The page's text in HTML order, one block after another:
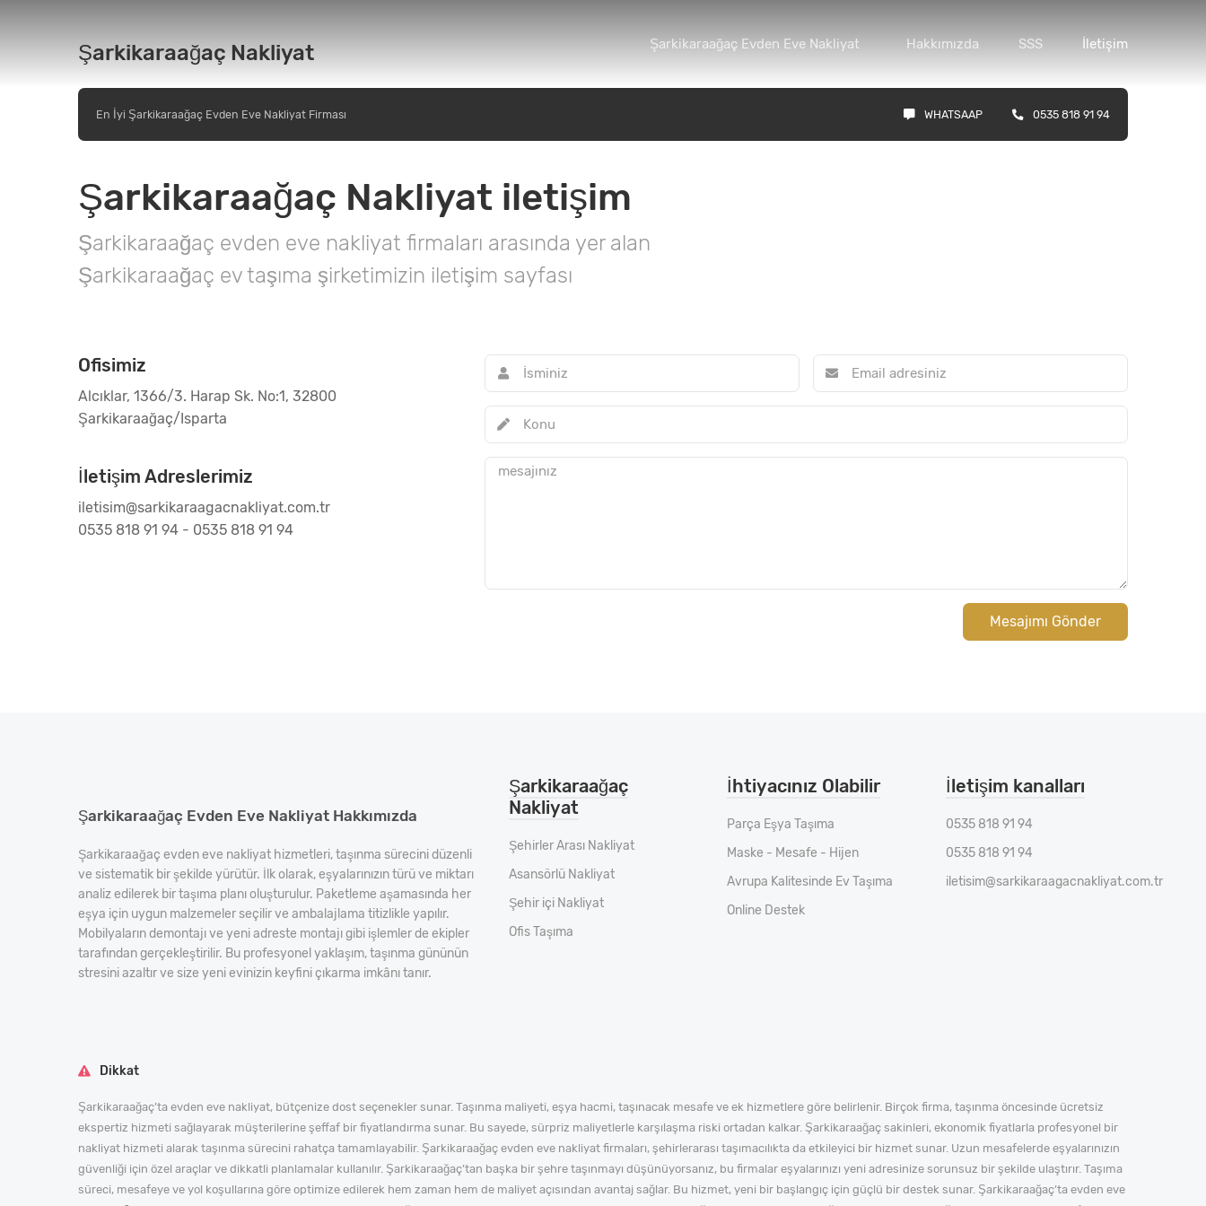
Şarkikaraağaç Nakliyat Şarkikaraağaç Evden Eve Nakliyat Hakkımızda SSS İletişim
En İyi Şarkikaraağaç Evden Eve Nakliyat Firması WHATSAAP 0535 818 91 94
Şarkikaraağaç Nakliyat iletişim
Şarkikaraağaç evden eve nakliyat firmaları arasında yer alan
Şarkikaraağaç ev taşıma şirketimizin iletişim sayfası
Ofisimiz
Alcıklar, 1366/3. Harap Sk. No:1, 32800
Şarkikaraağaç/Isparta
İletişim Adreslerimiz
iletisim@sarkikaraagacnakliyat.com.tr
0535 818 91 94 - 0535 818 91 94
Mesajımı Gönder
Şarkikaraağaç Evden Eve Nakliyat Hakkımızda
Şarkikaraağaç evden eve nakliyat hizmetleri, taşınma sürecini düzenli
ve sistematik bir şekilde yürütür. İlk olarak, eşyalarınızın türü ve miktarı
analiz edilerek bir taşıma planı oluşturulur. Paketleme aşamasında her
eşya için uygun malzemeler seçilir ve ambalajlama titizlikle yapılır.
Mobilyaların demontajı ve yeni adreste montajı gibi işlemler de ekipler
tarafından gerçekleştirilir. Bu profesyonel yaklaşım, taşınma gününün
stresini azaltır ve size yeni evinizin keyfini çıkarma imkânı tanır.
Şarkikaraağaç
Nakliyat
Şehirler Arası Nakliyat
Asansörlü Nakliyat
Şehir içi Nakliyat
Ofis Taşıma
İhtiyacınız Olabilir
Parça Eşya Taşıma
Maske - Mesafe - Hijen
Avrupa Kalitesinde Ev Taşıma
Online Destek
İletişim kanalları
0535 818 91 94
0535 818 91 94
iletisim@sarkikaraagacnakliyat.com.tr
Dikkat
Şarkikaraağaç’ta evden eve nakliyat, bütçenize dost seçenekler sunar. Taşınma maliyeti, eşya hacmi, taşınacak mesafe ve ek hizmetlere göre belirlenir. Birçok firma, taşınma öncesinde ücretsiz
ekspertiz hizmeti sağlayarak müşterilerine şeffaf bir fiyatlandırma sunar. Bu sayede, sürpriz maliyetlerle karşılaşma riski ortadan kalkar. Şarkikaraağaç sakinleri, ekonomik fiyatlarla profesyonel bir
nakliyat hizmeti alarak taşınma sürecini rahatça tamamlayabilir. Şarkikaraağaç evden eve nakliyat firmaları, şehirlerarası taşımacılıkta da etkileyici bir hizmet sunar. Uzun mesafelerde eşyalarınızın
güvenliği için özel araçlar ve dikkatli planlamalar kullanılır. Şarkikaraağaç’tan başka bir şehre taşınmayı düşünüyorsanız, bu firmalar eşyalarınızı yeni adresinize sorunsuz bir şekilde ulaştırır. Taşıma
süreci, mesafeye ve yol koşullarına göre optimize edilerek hem zaman hem de maliyet açısından avantaj sağlar. Bu hizmet, yeni bir başlangıç için güçlü bir destek sunar. Şarkikaraağaç’ta evden eve